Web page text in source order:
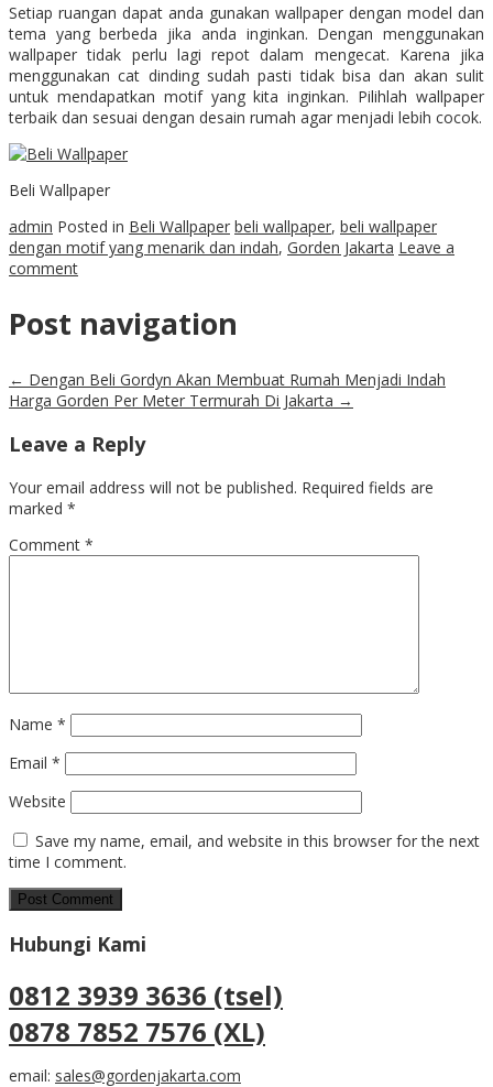
Setiap ruangan dapat anda gunakan wallpaper dengan model dan
tema yang berbeda jika anda inginkan. Dengan menggunakan
wallpaper tidak perlu lagi repot dalam mengecat. Karena jika
menggunakan cat dinding sudah pasti tidak bisa dan akan sulit
untuk mendapatkan motif yang kita inginkan. Pilihlah wallpaper
terbaik dan sesuai dengan desain rumah agar menjadi lebih cocok.
Beli Wallpaper
admin Posted in Beli Wallpaper beli wallpaper, beli wallpaper
dengan motif yang menarik dan indah, Gorden Jakarta Leave a
comment
Post navigation
← Dengan Beli Gordyn Akan Membuat Rumah Menjadi Indah
Harga Gorden Per Meter Termurah Di Jakarta →
Leave a Reply
Your email address will not be published. Required fields are
marked *
Comment *
Name *
Email *
Website
Save my name, email, and website in this browser for the next
time I comment.
Hubungi Kami
0812 3939 3636 (tsel)
0878 7852 7576 (XL)
email: sales@gordenjakarta.com